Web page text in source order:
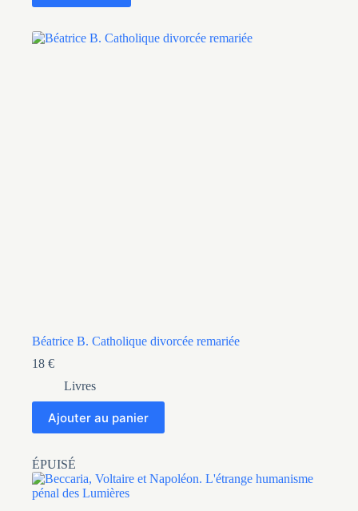
Béatrice B. Catholique divorcée remariée
18 €
Livres
Ajouter au panier
ÉPUISÉ